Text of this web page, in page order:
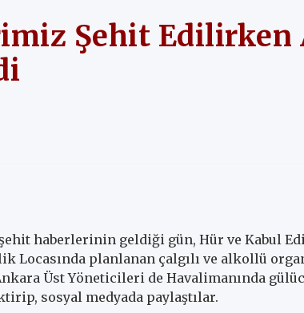
Şehit Edilirken
haberlerinin geldiği gün, Hür ve Kabul
Locasında planlanan çalgılı ve alkollü
Üst Yöneticileri de Havalimanında
sosyal medyada paylaştılar.